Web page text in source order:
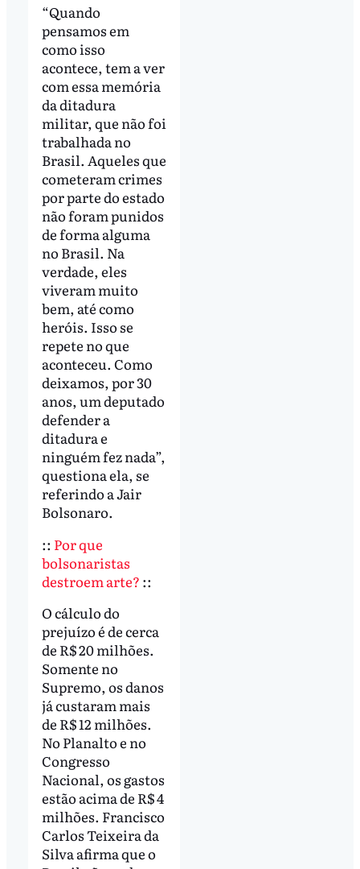
“Quando
pensamos em
como isso
acontece, tem a ver
com essa memória
da ditadura
militar, que não foi
trabalhada no
Brasil. Aqueles que
cometeram crimes
por parte do estado
não foram punidos
de forma alguma
no Brasil. Na
verdade, eles
viveram muito
bem, até como
heróis. Isso se
repete no que
aconteceu. Como
deixamos, por 30
anos, um deputado
defender a
ditadura e
ninguém fez nada”,
questiona ela, se
referindo a Jair
Bolsonaro.
:: Por que
bolsonaristas
destroem arte? ::
O cálculo do
prejuízo é de cerca
de R$ 20 milhões.
Somente no
Supremo, os danos
já custaram mais
de R$ 12 milhões.
No Planalto e no
Congresso
Nacional, os gastos
estão acima de R$ 4
milhões. Francisco
Carlos Teixeira da
Silva afirma que o